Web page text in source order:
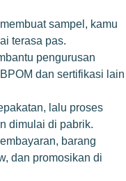
sampel, kamu
terasa pas.
pengurusan
dan sertifikasi lain
lalu proses
dimulai di pabrik.
barang
dan promosikan di